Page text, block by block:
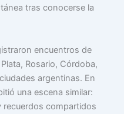
tras conocerse la
encuentros de
Rosario, Córdoba,
argentinas. En
una escena similar:
recuerdos compartidos